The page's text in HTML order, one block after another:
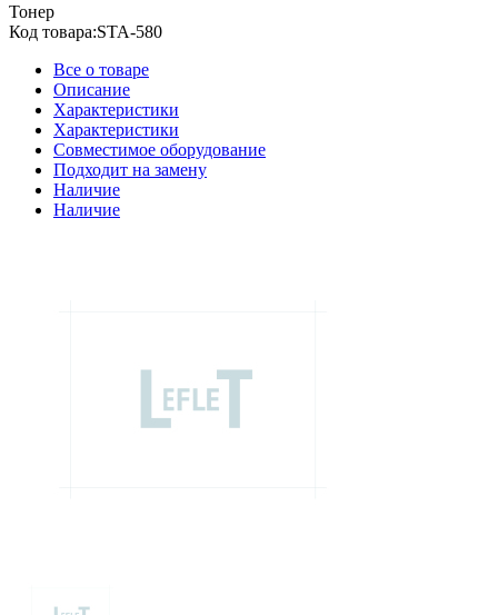
Тонер
Код товара:STA-580
Все о товаре
Описание
Характеристики
Характеристики
Совместимое оборудование
Подходит на замену
Наличие
Наличие